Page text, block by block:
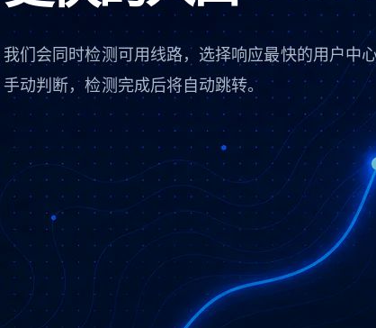
我们会同时检测可用线路，选择响应最快的用户中
手动判断，检测完成后将自动跳转。